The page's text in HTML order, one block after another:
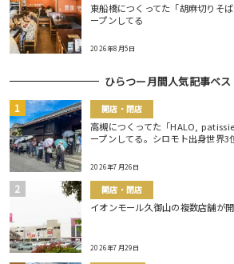
東船橋につくってた「胡麻切りそ
ープンしてる
2026年8月5日
ひらつー月間人気記事ベ
開店・閉店
高槻につくってた「HALO,
ープンしてる。シロモト出身世界3
2026年7月26日
開店・閉店
イオンモール久御山の複数店舗が
2026年7月29日